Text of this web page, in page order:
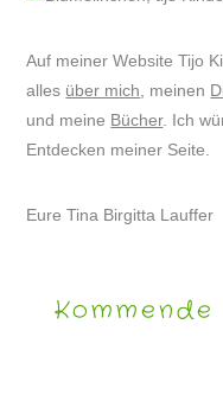
Auf meiner Website Tijo
alles über mich , meinen
und meine Bücher. Ich
Entdecken meiner Seite.
Eure Tina Birgitta Lauffer